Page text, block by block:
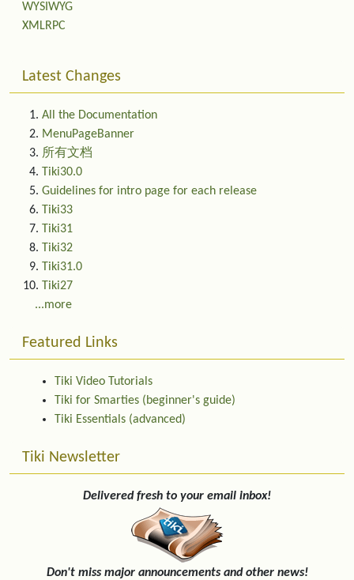
WYSIWYG
XMLRPC
Latest Changes
All the Documentation
MenuPageBanner
所有文档
Tiki30.0
Guidelines for intro page for each release
Tiki33
Tiki31
Tiki32
Tiki31.0
Tiki27
...more
Featured Links
Tiki Video Tutorials
Tiki for Smarties (beginner's guide)
Tiki Essentials (advanced)
Tiki Newsletter
Delivered fresh to your email inbox!
Don't miss major announcements and other news!